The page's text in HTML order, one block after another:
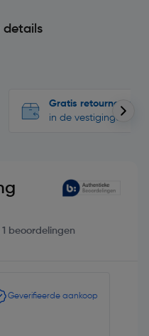
details
Gratis retourneren
in de vestigingen
beoordelingen
Geverifieerde aankoop